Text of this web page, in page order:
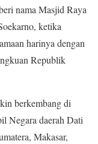
nama Masjid Raya
ketika
harinya dengan
Republik
berkembang di
Negara daerah Dati
Makasar,